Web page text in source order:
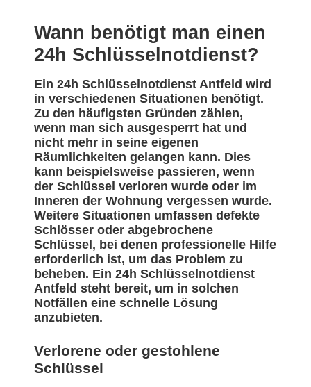
Wann benötigt man einen
24h Schlüsselnotdienst?
Ein 24h Schlüsselnotdienst Antfeld wird
in verschiedenen Situationen benötigt.
Zu den häufigsten Gründen zählen,
wenn man sich ausgesperrt hat und
nicht mehr in seine eigenen
Räumlichkeiten gelangen kann. Dies
kann beispielsweise passieren, wenn
der Schlüssel verloren wurde oder im
Inneren der Wohnung vergessen wurde.
Weitere Situationen umfassen defekte
Schlösser oder abgebrochene
Schlüssel, bei denen professionelle Hilfe
erforderlich ist, um das Problem zu
beheben. Ein 24h Schlüsselnotdienst
Antfeld steht bereit, um in solchen
Notfällen eine schnelle Lösung
anzubieten.
Verlorene oder gestohlene
Schlüssel